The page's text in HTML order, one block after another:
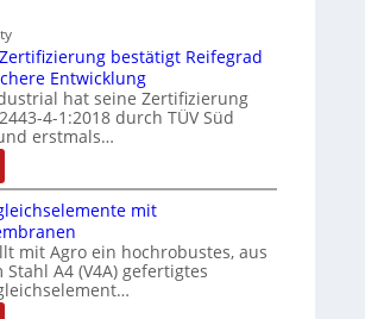
d
g
e
d
C
l
i
u
Zertifizierung bestätigt Reifegrad
Entwicklung
hat seine Zertifizierung
4-1:2018 durch TÜV Süd
erstmals…
6
2
mit
mit Agro ein hochrobustes, aus
A4 (V4A) gefertigtes